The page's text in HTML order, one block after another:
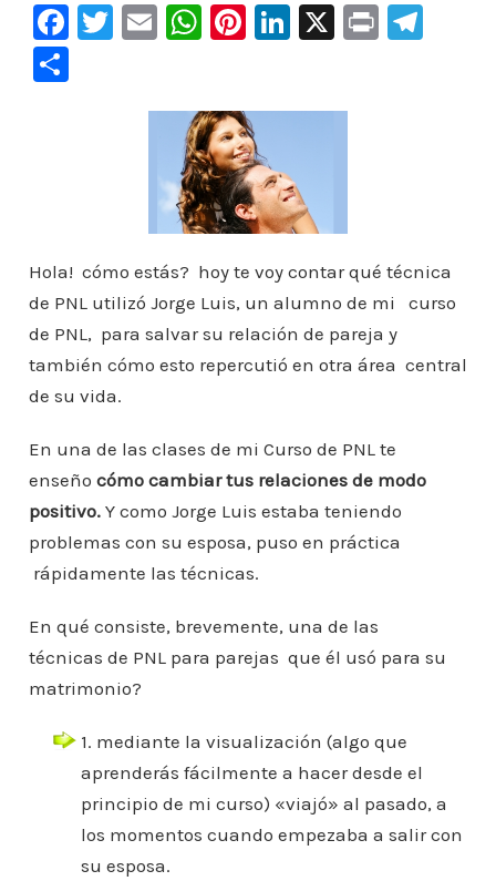
F
a
c
k
T
E W
s
A
p
p
Pi
e
st
Li
n
X Pr Te
C
r
Hola! cómo estás? hoy te voy contar qué técnica
de PNL utilizó Jorge Luis, un alumno de mi curso
de PNL, para salvar su relación de pareja y
también cómo esto repercutió en otra área central
de su vida.
En una de las clases de mi Curso de PNL te
enseño cómo cambiar tus relaciones de modo
positivo. Y como Jorge Luis estaba teniendo
problemas con su esposa, puso en práctica
rápidamente las técnicas.
En qué consiste, brevemente, una de las
técnicas de PNL para parejas que él usó para su
matrimonio?
1. mediante la visualización (algo que
aprenderás fácilmente a hacer desde el
principio de mi curso) «viajó» al pasado, a
los momentos cuando empezaba a salir con
su esposa.